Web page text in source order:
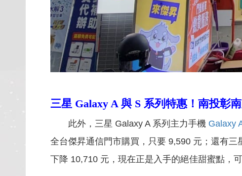
三星 Galaxy A 與 S 系列特惠！南投彰
此外，三星 Galaxy A 系列主力手機 Galaxy
全台傑昇通信門市購買，只要 9,590 元；還有三
下降 10,710 元，現在正是入手的絕佳甜蜜點，可